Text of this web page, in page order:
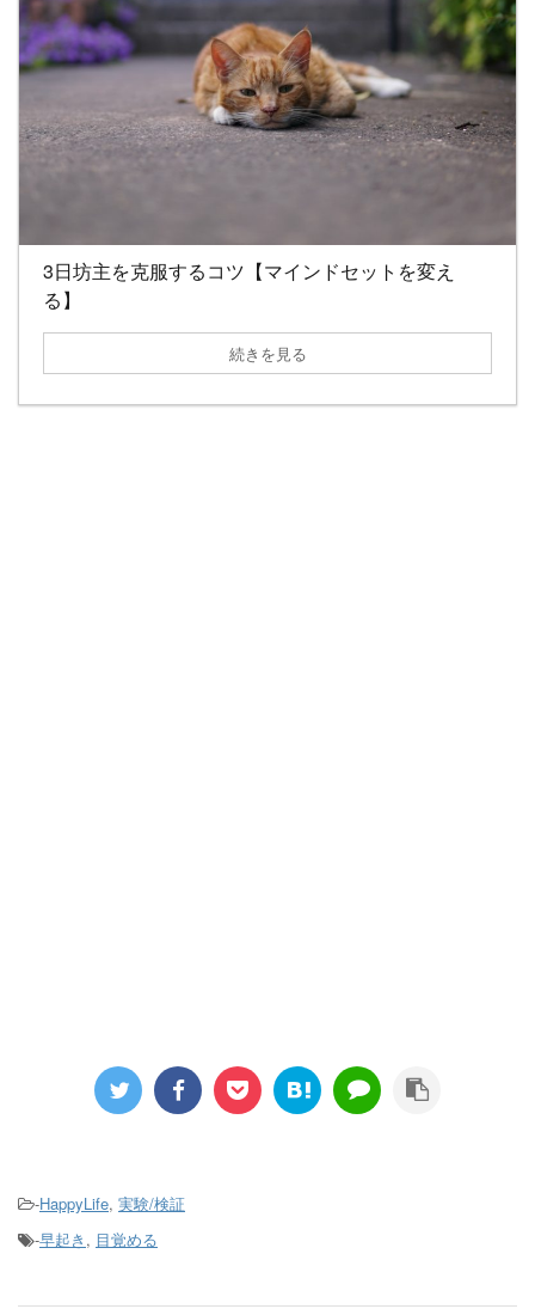
3日坊主を克服するコツ【マインドセットを変え
る】
続きを見る
-HappyLife, 実験/検証
-早起き , 目覚める